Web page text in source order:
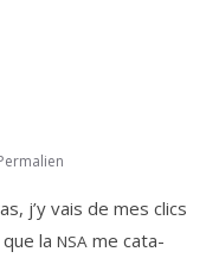
j’y vais de mes clics
la NSA me cata­